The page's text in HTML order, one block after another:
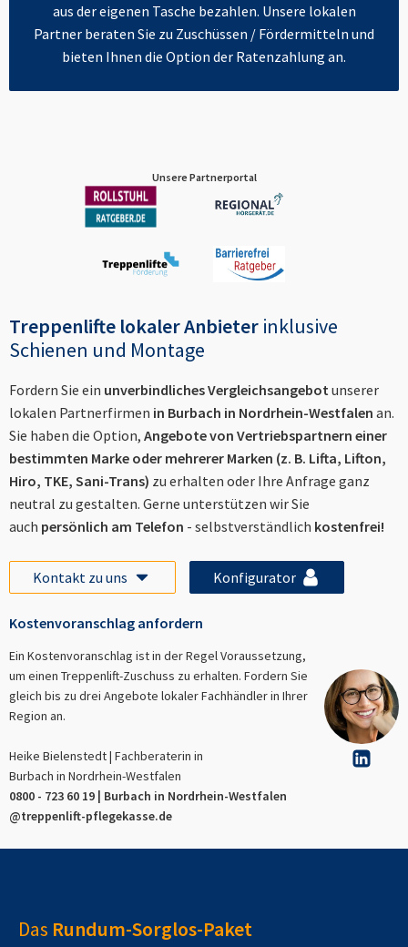
aus der eigenen Tasche bezahlen. Unsere lokalen
Partner beraten Sie zu Zuschüssen / Fördermitteln und
bieten Ihnen die Option der Ratenzahlung an.
Unsere Partnerportal
Treppenlifte lokaler Anbieter inklusive
Schienen und Montage
Fordern Sie ein unverbindliches Vergleichsangebotunserer
lokalen Partnerfirmen in Burbach in Nordrhein-Westfalen an.
Sie haben die Option, Angebote von Vertriebspartnern einer
bestimmten Marke oder mehrerer Marken (z. B. Lifta, Lifton,
Hiro, TKE, Sani-Trans) zu erhalten oder Ihre Anfrage ganz
neutral zu gestalten. Gerne unterstützen wir Sie
auch persönlich am Telefon - selbstverständlich kostenfrei!
Kontakt zu uns Konfigurator
Kostenvoranschlag anfordern
Ein Kostenvoranschlag ist in der Regel Voraussetzung,
um einen Treppenlift-Zuschuss zu erhalten. Fordern Sie
gleich bis zu drei Angebote lokaler Fachhändler in Ihrer
Region an.
Heike Bielenstedt | Fachberaterin in
Burbach in Nordrhein-Westfalen
0800 - 723 60 19 | Burbach in Nordrhein-Westfalen
@treppenlift-pflegekasse.de
Das Rundum-Sorglos-Paket